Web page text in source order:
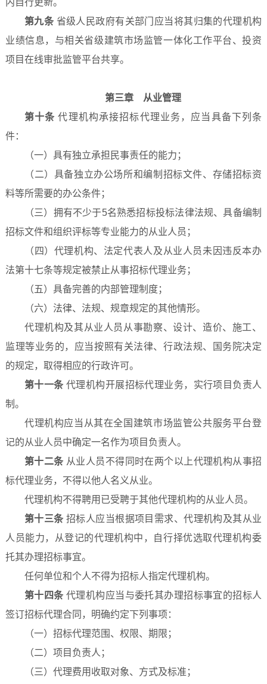
第九条 省级人民政府有关部门应当将其归集的代理机构
业绩信息，与相关省级建筑市场监管一体化工作平台、投资
项目在线审批监管平台共享。
第三章 从业管理
第十条 代理机构承接招标代理业务，应当具备下列条
件：
（一）具有独立承担民事责任的能力；
（二）具备独立办公场所和编制招标文件、存储招标资
料等所需要的办公条件；
（三）拥有不少于5名熟悉招标投标法律法规、具备编制
招标文件和组织评标等专业能力的从业人员；
（四）代理机构、法定代表人及从业人员未因违反本办
法第十七条等规定被禁止从事招标代理业务；
（五）具备完善的内部管理制度；
（六）法律、法规、规章规定的其他情形。
代理机构及其从业人员从事勘察、设计、造价、施工、
监理等业务的，应当按照有关法律、行政法规、国务院决定
的规定，取得相应的行政许可。
第十一条 代理机构开展招标代理业务，实行项目负责人
制。
代理机构应当从其在全国建筑市场监管公共服务平台登
记的从业人员中确定一名作为项目负责人。
第十二条 从业人员不得同时在两个以上代理机构从事招
标代理业务，不得以他人名义从业。
代理机构不得聘用已受聘于其他代理机构的从业人员。
第十三条 招标人应当根据项目需求、代理机构及其从业
人员能力，从登记的代理机构中，自行择优选取代理机构委
托其办理招标事宜。
任何单位和个人不得为招标人指定代理机构。
第十四条 代理机构应当与委托其办理招标事宜的招标人
签订招标代理合同，明确约定下列事项：
（一）招标代理范围、权限、期限；
（二）项目负责人；
（三）代理费用收取对象、方式及标准；